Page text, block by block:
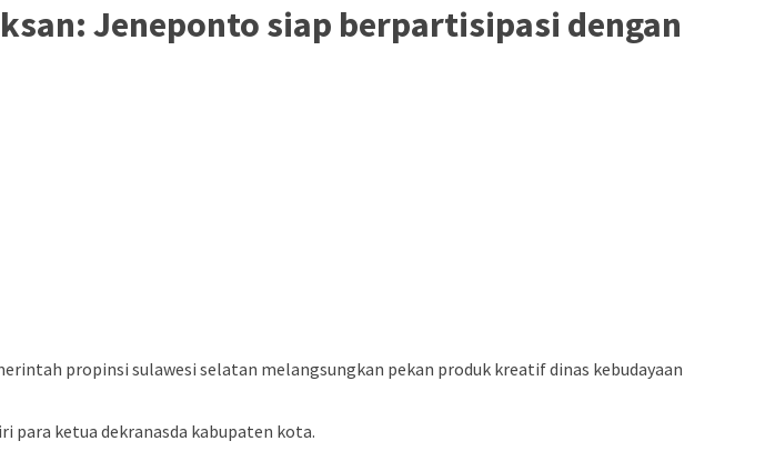
Jeneponto siap berpartisipasi dengan
propinsi sulawesi selatan melangsungkan pekan produk kreatif dinas kebudayaan
para ketua dekranasda kabupaten kota.